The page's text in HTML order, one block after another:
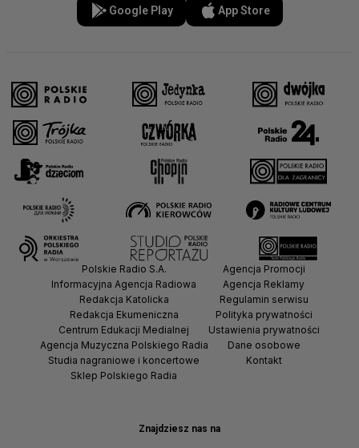
Google Play App Store
Znajdziesz nas na
Polskie Radio S.A.
Informacyjna Agencja Radiowa
Redakcja Katolicka
Redakcja Ekumeniczna
Centrum Edukacji Medialnej
Agencja Muzyczna Polskiego Radia
Studia nagraniowe i koncertowe
Sklep Polskiego Radia
Agencja Promocji
Agencja Reklamy
Regulamin serwisu
Polityka prywatności
Ustawienia prywatności
Dane osobowe
Kontakt